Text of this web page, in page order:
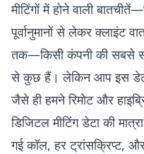
मीटिंगों में होने वाली
पूर्वानुमानों से लेकर क्लाइंट
तक—किसी कंपनी की सबसे
से कुछ हैं। लेकिन आप इस
जैसे ही हमने रिमोट और
डिजिटल मीटिंग डेटा की
गई कॉल, हर ट्रांसक्रिप्ट,